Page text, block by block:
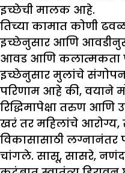
इच्छेची मालक आहे.
तिच्या कामात कोणी
इच्छेनुसार आणि
आवड आणि कलात्मकता
इच्छेनुसार मुलांचे
परिणाम आहे की, वयाने
रिद्धिमापेक्षा तरुण आणि
खरं तर महिलांचे आरोग्य,
विकासासाठी लग्नानंतर
चांगले. सासू, सासरे,